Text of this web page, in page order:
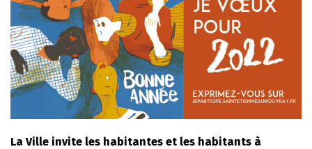
La Ville invite les habitantes et les habitants à